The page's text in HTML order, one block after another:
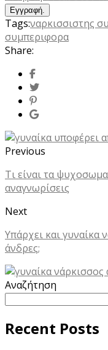
Tags:ναρκισσιστης
συμπεριφορα
Share:
Previous
Τι είναι τα
αναγνωρίσεις
Next
Υπάρχει και γυναίκα
άνδρες;
Αναζήτηση
Recent Posts